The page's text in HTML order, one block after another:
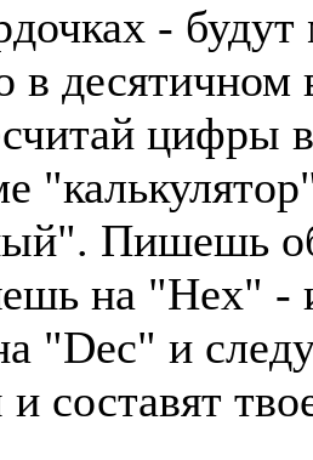
-
в
цифры
Пишешь
на "Hex"
"Dec" и
и составят